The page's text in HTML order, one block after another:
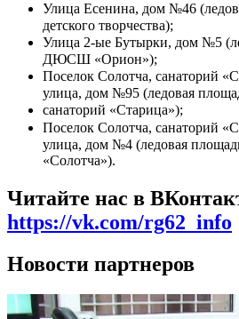
Улица Есенина, дом №46
детского творчества);
Улица 2-ые Бутырки, дом №5
ДЮСШ «Орион»);
Поселок Солотча, санаторий
улица, дом №95 (ледовая
санаторий «Старица»);
Поселок Солотча, санаторий
улица, дом №4 (ледовая
«Солотча»).
Читайте нас в
https://vk.com/rg62_info
Новости партнеров